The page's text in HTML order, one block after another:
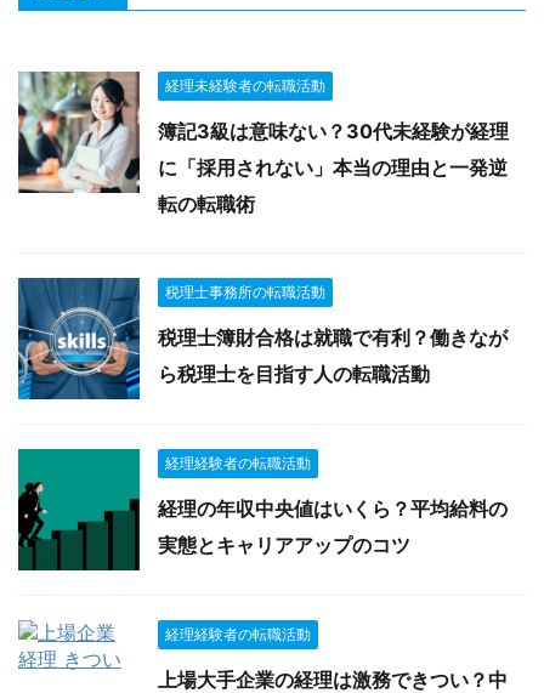
経理未経験者の転職活動
簿記3級は意味ない？30代未経験が経理
に「採用されない」本当の理由と一発逆
転の転職術
税理士事務所の転職活動
税理士簿財合格は就職で有利？働きなが
ら税理士を目指す人の転職活動
経理経験者の転職活動
経理の年収中央値はいくら？平均給料の
実態とキャリアアップのコツ
経理経験者の転職活動
上場大手企業の経理は激務できつい？中